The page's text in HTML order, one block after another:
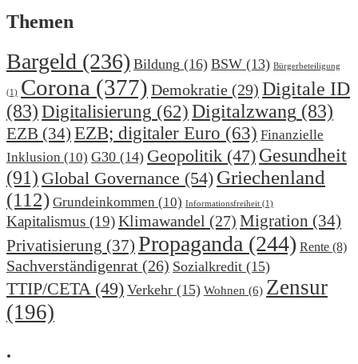
Themen
Bargeld (236) Bildung (16) BSW (13) Bürgerbeteiligung
(1) Corona (377) Demokratie (29) Digitale ID
(83) Digitalisierung (62) Digitalzwang (83)
EZB (34) EZB; digitaler Euro (63) Finanzielle
Inklusion (10) G30 (14) Geopolitik (47) Gesundheit
(91) Global Governance (54) Griechenland
(112) Grundeinkommen (10) Informationsfreiheit (1)
Kapitalismus (19)Klimawandel (27) Migration (34)
Privatisierung (37) Propaganda (244) Rente (8)
Sachverständigenrat (26) Sozialkredit (15)
TTIP/CETA(49) Verkehr (15) Wohnen (6) Zensur
(196)
.